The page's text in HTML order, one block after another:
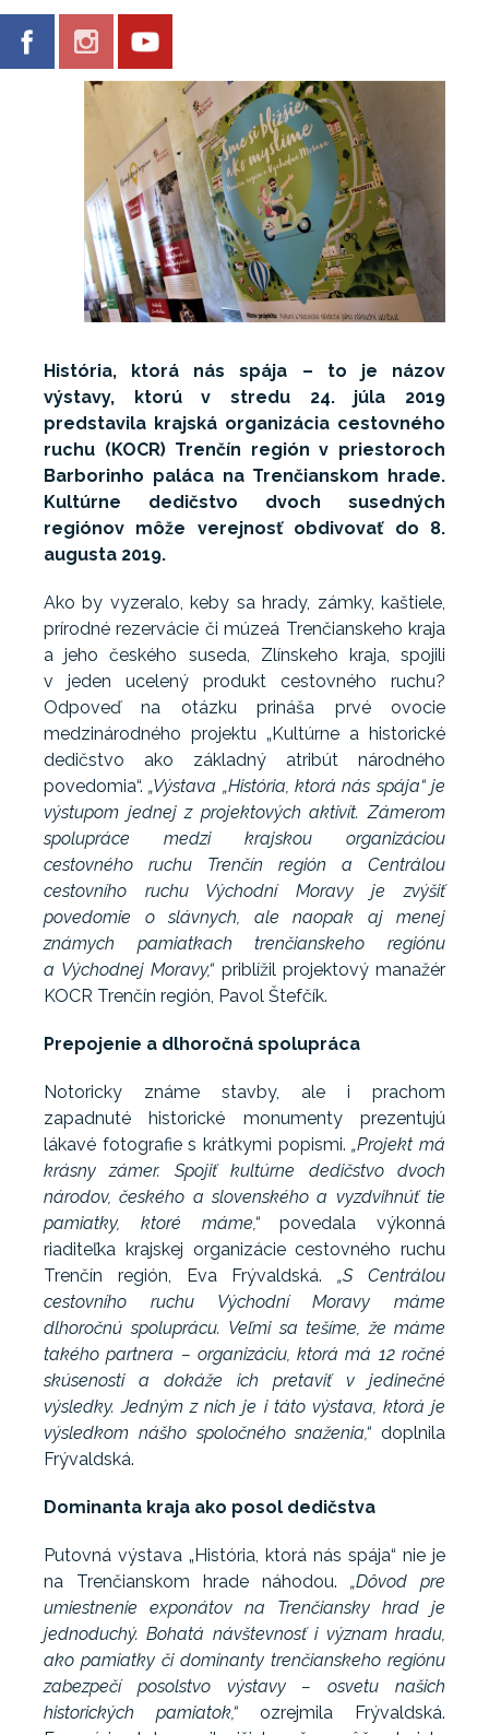
História, ktorá nás spája – to je názov
výstavy, ktorú v stredu 24. júla 2019
predstavila krajská organizácia cestovného
ruchu (KOCR) Trenčín región v priestoroch
Barborinho paláca na Trenčianskom hrade.
Kultúrne dedičstvo dvoch susedných
regiónov môže verejnosť obdivovať do 8.
augusta 2019.
Ako by vyzeralo, keby sa hrady, zámky, kaštiele,
prírodné rezervácie či múzeá Trenčianskeho kraja
a jeho českého suseda, Zlínskeho kraja, spojili
v jeden ucelený produkt cestovného ruchu?
Odpoveď na otázku prináša prvé ovocie
medzinárodného projektu „Kultúrne a historické
dedičstvo ako základný atribút národného
povedomia“.„Výstava „História, ktorá nás spája“ je
výstupom jednej z projektových aktivít. Zámerom
spolupráce medzi krajskou organizáciou
cestovného ruchu Trenčín región a Centrálou
cestovního ruchu Východní Moravy je zvýšiť
povedomie o slávnych, ale naopak aj menej
známych pamiatkach trenčianskeho regiónu
a Východnej Moravy,“ priblížil projektový manažér
KOCR Trenčín región, Pavol Štefčík.
Prepojenie a dlhoročná spolupráca
Notoricky známe stavby, ale i prachom
zapadnuté historické monumenty prezentujú
lákavé fotografie s krátkymi popismi.„Projekt má
krásny zámer. Spojiť kultúrne dedičstvo dvoch
národov, českého a slovenského a vyzdvihnúť tie
pamiatky, ktoré máme,“povedala výkonná
riaditeľka krajskej organizácie cestovného ruchu
Trenčín región, Eva Frývaldská.„S Centrálou
cestovního ruchu Východní Moravy máme
dlhoročnú spoluprácu. Veľmi sa tešíme, že máme
takého partnera – organizáciu, ktorá má 12 ročné
skúsenosti a dokáže ich pretaviť v jedinečné
výsledky. Jedným z nich je i táto výstava, ktorá je
výsledkom nášho spoločného snaženia,“ doplnila
Frývaldská.
Dominanta kraja ako posol dedičstva
Putovná výstava „História, ktorá nás spája“ nie je
na Trenčianskom hrade náhodou. „Dôvod pre
umiestnenie exponátov na Trenčiansky hrad je
jednoduchý. Bohatá návštevnosť i význam hradu,
ako pamiatky či dominanty trenčianskeho regiónu
zabezpečí posolstvo výstavy – osvetu našich
historických pamiatok,“ ozrejmila Frývaldská.